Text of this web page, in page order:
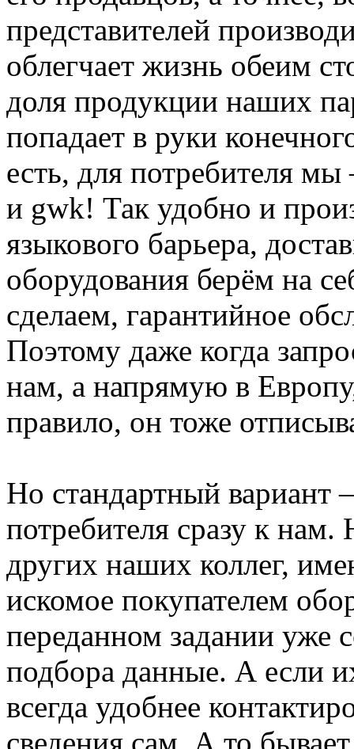
представителей
облегчает жизнь обеим
доля продукции наших
попадает в руки
есть, для потребителя
и gwk! Так удобно и
языкового барьера,
оборудования берём на
сделаем, гарантийное
Поэтому даже когда
нам, а напрямую в
правило, он тоже
Но стандартный вариант
потребителя сразу к
других наших коллег,
искомое покупателем
переданном задании уже
подбора данные. А если
всегда удобнее